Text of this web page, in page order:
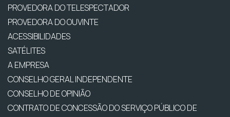
PROVEDORA DO TELESPECTADOR
PROVEDORA DO OUVINTE
ACESSIBILIDADES
SATÉLITES
A EMPRESA
CONSELHO GERAL INDEPENDENTE
CONSELHO DE OPINIÃO
CONTRATO DE CONCESSÃO DO SERVIÇO PÚBLICO DE